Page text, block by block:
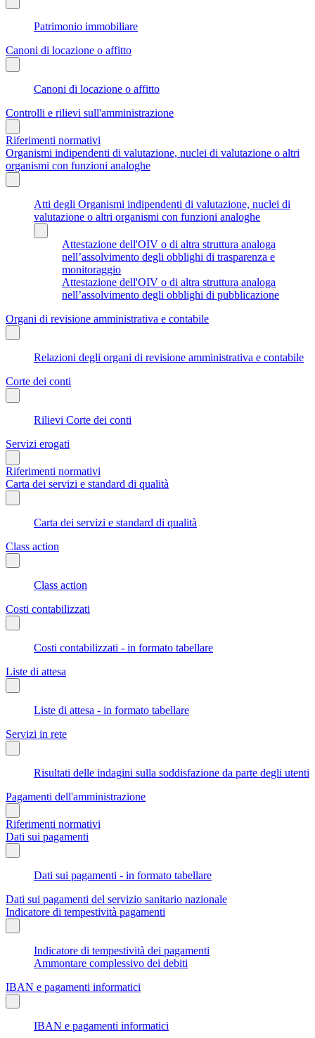
Patrimonio immobiliare
Canoni di locazione o affitto
Canoni di locazione o affitto
Controlli e rilievi sull'amministrazione
Riferimenti normativi
Organismi indipendenti di valutazione, nuclei di valutazione o altri
organismi con funzioni analoghe
Atti degli Organismi indipendenti di valutazione, nuclei di
valutazione o altri organismi con funzioni analoghe
Attestazione dell'OIV o di altra struttura analoga
nell’assolvimento degli obblighi di trasparenza e
monitoraggio
Attestazione dell'OIV o di altra struttura analoga
nell’assolvimento degli obblighi di pubblicazione
Organi di revisione amministrativa e contabile
Relazioni degli organi di revisione amministrativa e contabile
Corte dei conti
Rilievi Corte dei conti
Servizi erogati
Riferimenti normativi
Carta dei servizi e standard di qualità
Carta dei servizi e standard di qualità
Class action
Class action
Costi contabilizzati
Costi contabilizzati - in formato tabellare
Liste di attesa
Liste di attesa - in formato tabellare
Servizi in rete
Risultati delle indagini sulla soddisfazione da parte degli utenti
Pagamenti dell'amministrazione
Riferimenti normativi
Dati sui pagamenti
Dati sui pagamenti - in formato tabellare
Dati sui pagamenti del servizio sanitario nazionale
Indicatore di tempestività pagamenti
Indicatore di tempestività dei pagamenti
Ammontare complessivo dei debiti
IBAN e pagamenti informatici
IBAN e pagamenti informatici